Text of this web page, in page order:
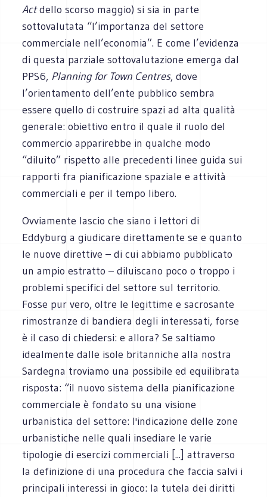
Actdello scorso maggio) si sia in parte
sottovalutata “l’importanza del settore
commerciale nell’economia”. E come l’evidenza
di questa parziale sottovalutazione emerga dal
PPS6, Planning for Town Centres, dove
l’orientamento dell’ente pubblico sembra
essere quello di costruire spazi ad alta qualità
generale: obiettivo entro il quale il ruolo del
commercio apparirebbe in qualche modo
“diluito” rispetto alle precedenti linee guida sui
rapporti fra pianificazione spaziale e attività
commerciali e per il tempo libero.
Ovviamente lascio che siano i lettori di
Eddyburg a giudicare direttamente se e quanto
le nuove direttive – di cui abbiamo pubblicato
un ampio estratto – diluiscano poco o troppo i
problemi specifici del settore sul territorio.
Fosse pur vero, oltre le legittime e sacrosante
rimostranze di bandiera degli interessati, forse
è il caso di chiedersi: e allora? Se saltiamo
idealmente dalle isole britanniche alla nostra
Sardegna troviamo una possibile ed equilibrata
risposta: “il nuovo sistema della pianificazione
commerciale è fondato su una visione
urbanistica del settore: l'indicazione delle zone
urbanistiche nelle quali insediare le varie
tipologie di esercizi commerciali [...] attraverso
la definizione di una procedura che faccia salvi i
principali interessi in gioco: la tutela dei diritti